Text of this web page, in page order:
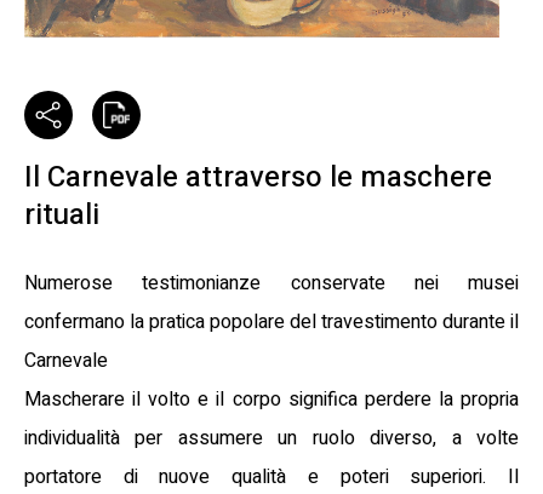
Il Carnevale attraverso le maschere
rituali
Numerose testimonianze conservate nei musei
confermano la pratica popolare del travestimento durante il
Carnevale
Mascherare il volto e il corpo significa perdere la propria
individualità per assumere un ruolo diverso, a volte
portatore di nuove qualità e poteri superiori. Il